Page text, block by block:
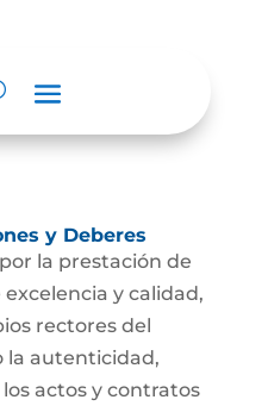
de los
y Deberes
la prestación de
y calidad,
rectores del
la autenticidad,
actos y contratos